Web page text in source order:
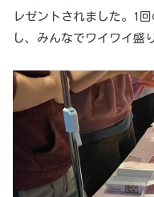
レゼントされました。1
し、みんなでワイワイ盛